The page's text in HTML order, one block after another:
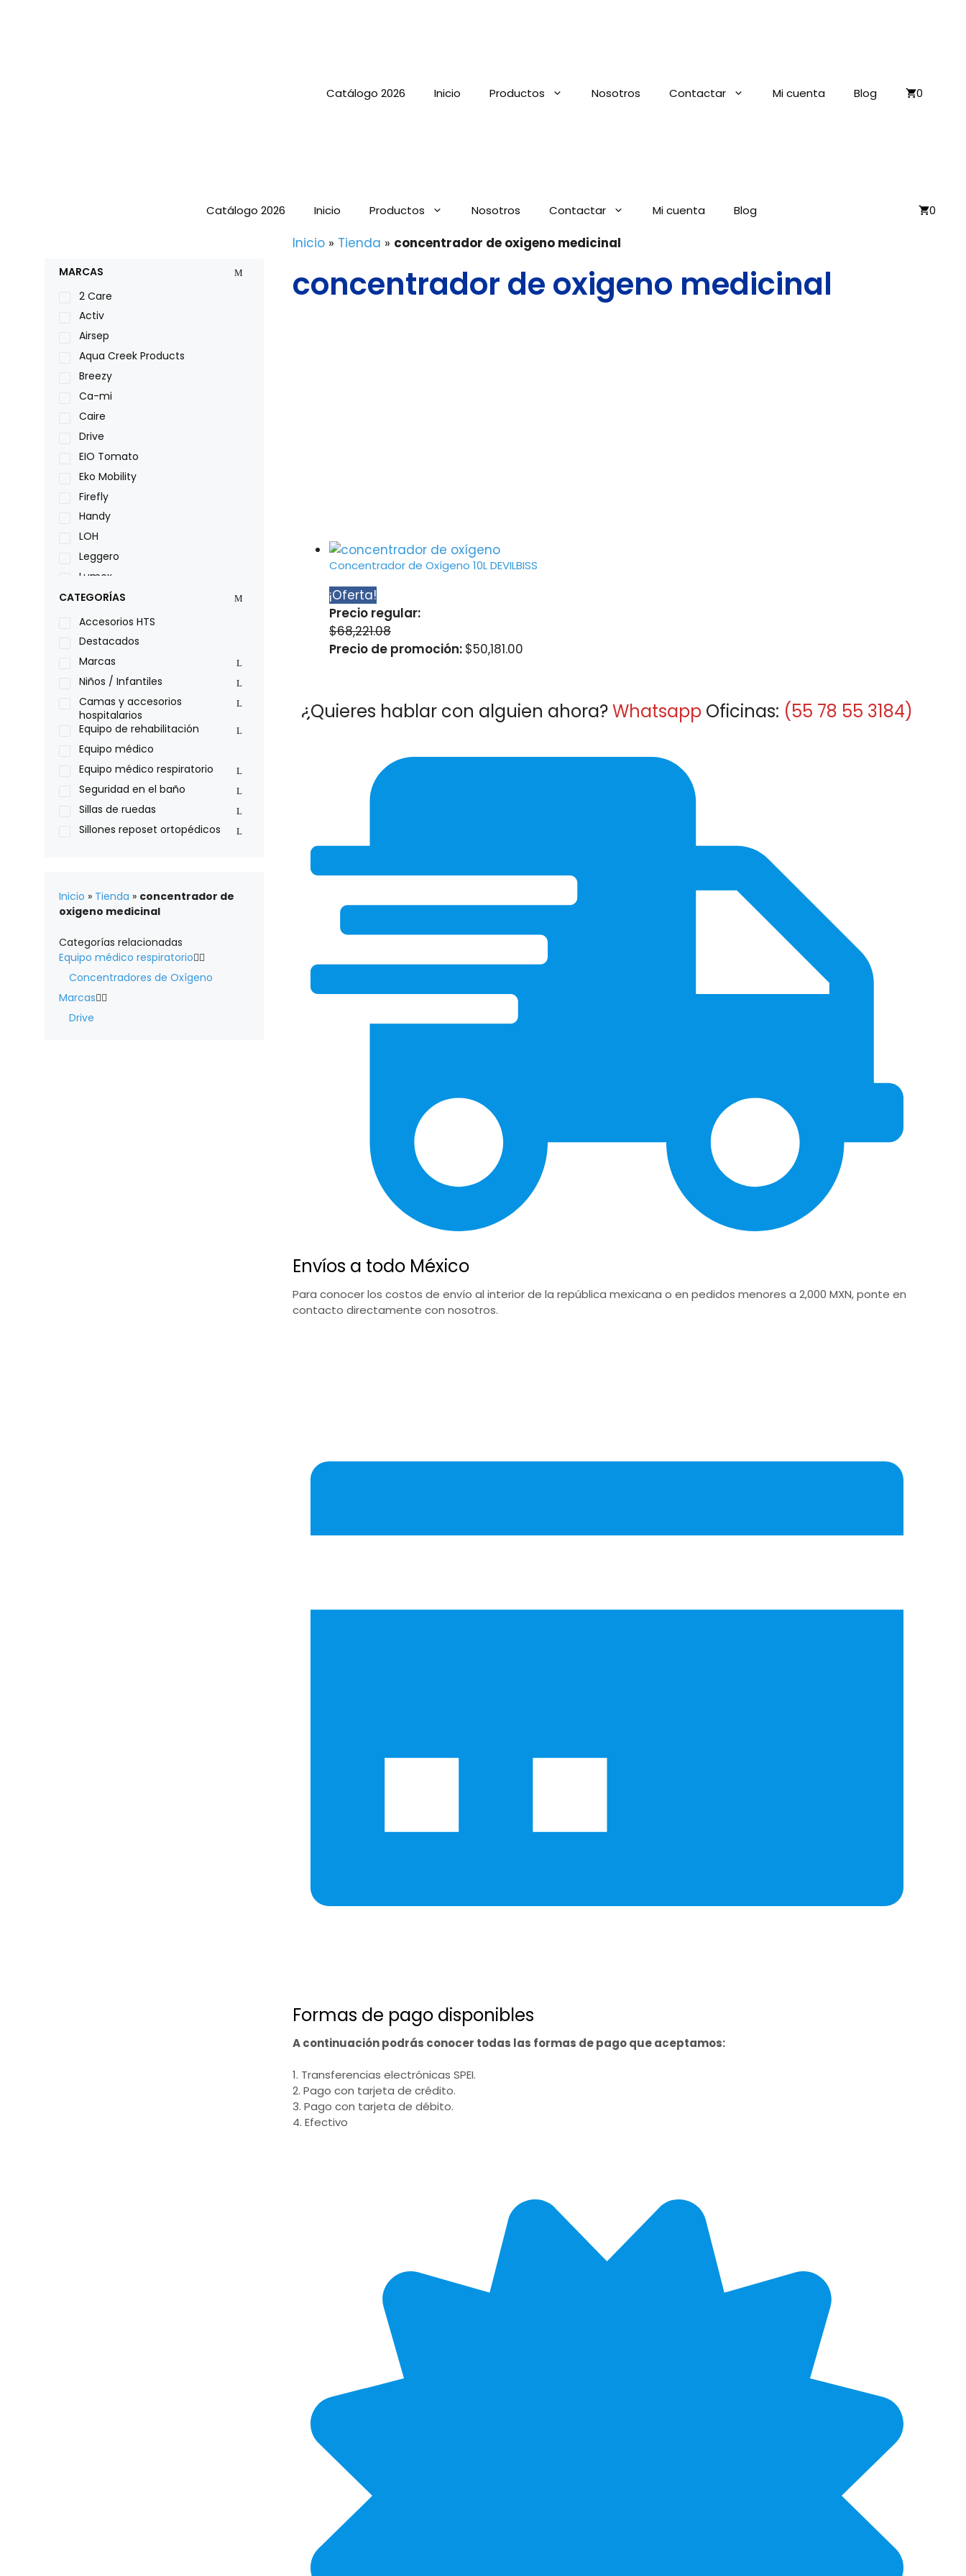
Catálogo 2026 Inicio Productos Nosotros Contactar Mi cuenta Blog 0
Catálogo 2026 Inicio Productos Nosotros Contactar Mi cuenta Blog 0
Inicio » Tienda » concentrador de oxigeno medicinal
concentrador de oxigeno medicinal
Concentrador de Oxígeno 10L DEVILBISS
¡Oferta!
Precio regular:
$68,221.08
Precio de promoción: $50,181.00
¿Quieres hablar con alguien ahora?Whatsapp Oficinas: (55 78 55 3184)
Envíos a todo México
Para conocer los costos de envío al interior de la república mexicana o en pedidos menores a 2,000 MXN, ponte en
contacto directamente con nosotros.
Formas de pago disponibles
A continuación podrás conocer todas las formas de pago que aceptamos:
1. Transferencias electrónicas SPEI.
2. Pago con tarjeta de crédito.
3. Pago con tarjeta de débito.
4. Efectivo
MARCAS
2 Care
Activ
Airsep
Aqua Creek Products
Breezy
Ca-mi
Caire
Drive
EIO Tomato
Eko Mobility
Firefly
Handy
LOH
Leggero
Lumex
Medical Store
Nidek
Oxiplus
Philips
Pride
Roho
Sillas de ruedas Everest Jennings
Stealth products
Xiehe Medical
CATEGORÍAS
Accesorios HTS
Destacados
Marcas
Niños / Infantiles
Camas y accesorios
hospitalarios
Equipo de rehabilitación
Equipo médico
Equipo médico respiratorio
Seguridad en el baño
Sillas de ruedas
Sillones reposet ortopédicos
Inicio » Tienda » concentrador de
oxigeno medicinal
Categorías relacionadas
Equipo médico respiratorio
Concentradores de Oxígeno
Marcas
Drive